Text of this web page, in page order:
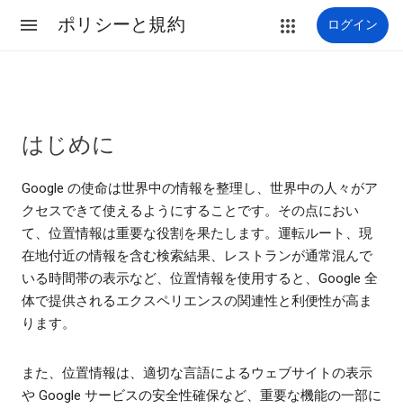
ポリシーと規約 ログイン
はじめに
Google の使命は世界中の情報を整理し、世界中の人々がア
クセスできて使えるようにすることです。その点におい
て、位置情報は重要な役割を果たします。運転ルート、現
在地付近の情報を含む検索結果、レストランが通常混んで
いる時間帯の表示など、位置情報を使用すると、Google 全
体で提供されるエクスペリエンスの関連性と利便性が高ま
ります。
また、位置情報は、適切な言語によるウェブサイトの表示
や Google サービスの安全性確保など、重要な機能の一部に